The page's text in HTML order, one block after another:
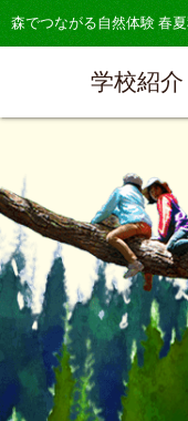
森でつながる自然体験 春
学校紹介